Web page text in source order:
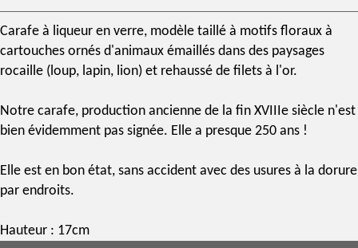
Carafe à liqueur en verre, modèle taillé à motifs floraux à
cartouches ornés d'animaux émaillés dans des paysages
rocaille (loup, lapin, lion) et rehaussé de filets à l'or.
Notre carafe, production ancienne de la fin XVIIIe siècle n'est
bien évidemment pas signée. Elle a presque 250 ans !
Elle est en bon état, sans accident avec des usures à la dorure
par endroits.
Hauteur : 17cm